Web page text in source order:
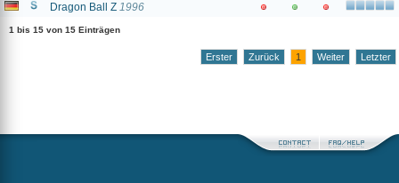
Dragon Ball Z 1996
1 bis 15 von 15 Einträgen
Erster Zurück 1 Weiter Letzter